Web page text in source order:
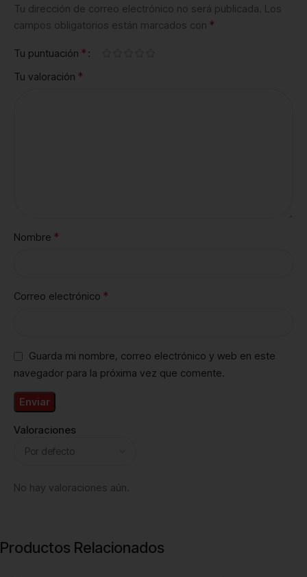
Valoraciones
No hay valoraciones aún.
Tu dirección de correo electrónico no será publicada. Los
campos obligatorios están marcados con *
Tu puntuación *
Tu valoración *
Nombre *
Correo electrónico *
Guarda mi nombre, correo electrónico y web en este
navegador para la próxima vez que comente.
Productos Relacionados